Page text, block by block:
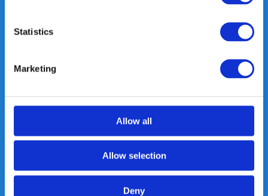
Statistics
Marketing
Allow all
Allow selection
Deny
contact met ons op.
info@gearpoint.nl